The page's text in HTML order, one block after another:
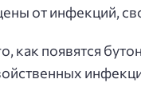
от инфекций,
появятся